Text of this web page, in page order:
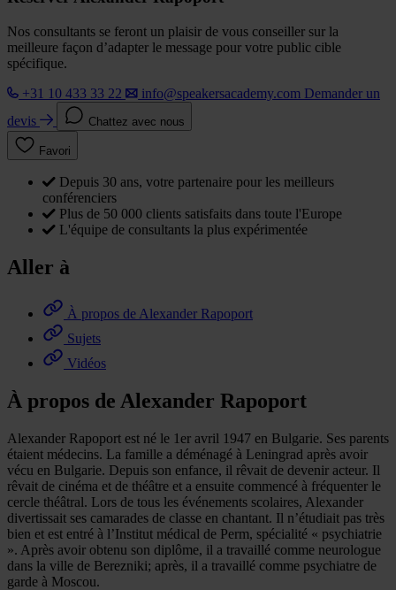
Nos consultants se feront un plaisir de vous conseiller sur la
meilleure façon d’adapter le message pour votre public cible
spécifique.
+31 10 433 33 22
info@speakersacademy.com Demander un
devis
Chattez avec nous
Favori
Depuis 30 ans, votre partenaire pour les meilleurs
conférenciers
Plus de 50 000 clients satisfaits dans toute l'Europe
L'équipe de consultants la plus expérimentée
Aller à
À propos de Alexander Rapoport
Sujets
Vidéos
À propos de Alexander Rapoport
Alexander Rapoport est né le 1er avril 1947 en Bulgarie. Ses parents
étaient médecins. La famille a déménagé à Leningrad après avoir
vécu en Bulgarie. Depuis son enfance, il rêvait de devenir acteur. Il
rêvait de cinéma et de théâtre et a ensuite commencé à fréquenter le
cercle théâtral. Lors de tous les événements scolaires, Alexander
divertissait ses camarades de classe en chantant. Il n’étudiait pas très
bien et est entré à l’Institut médical de Perm, spécialité « psychiatrie
». Après avoir obtenu son diplôme, il a travaillé comme neurologue
dans la ville de Berezniki; après, il a travaillé comme psychiatre de
garde à Moscou.